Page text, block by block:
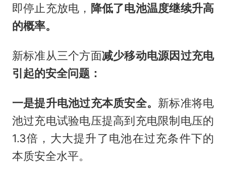
即停止充放电， 降低了电池温度继续升高
的概率。
新标准从三个方面减少移动电源因过充电
引起的安全问题：
一是提升电池过充本质安全。 新标准将电
池过充电试验电压提高到充电限制电压的
1.3倍，大大提升了电池在过充条件下的
本质安全水平。